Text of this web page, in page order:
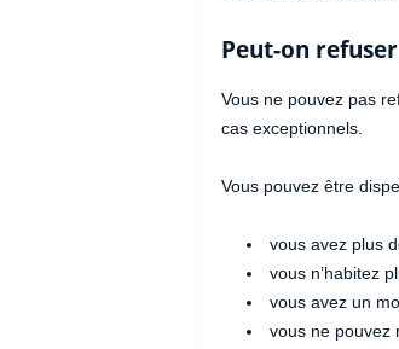
Peut-on
Vous ne pouvez pas
cas exceptionnels.
Vous pouvez être
vous avez plus
vous n’habitez
vous avez un
vous ne pouvez